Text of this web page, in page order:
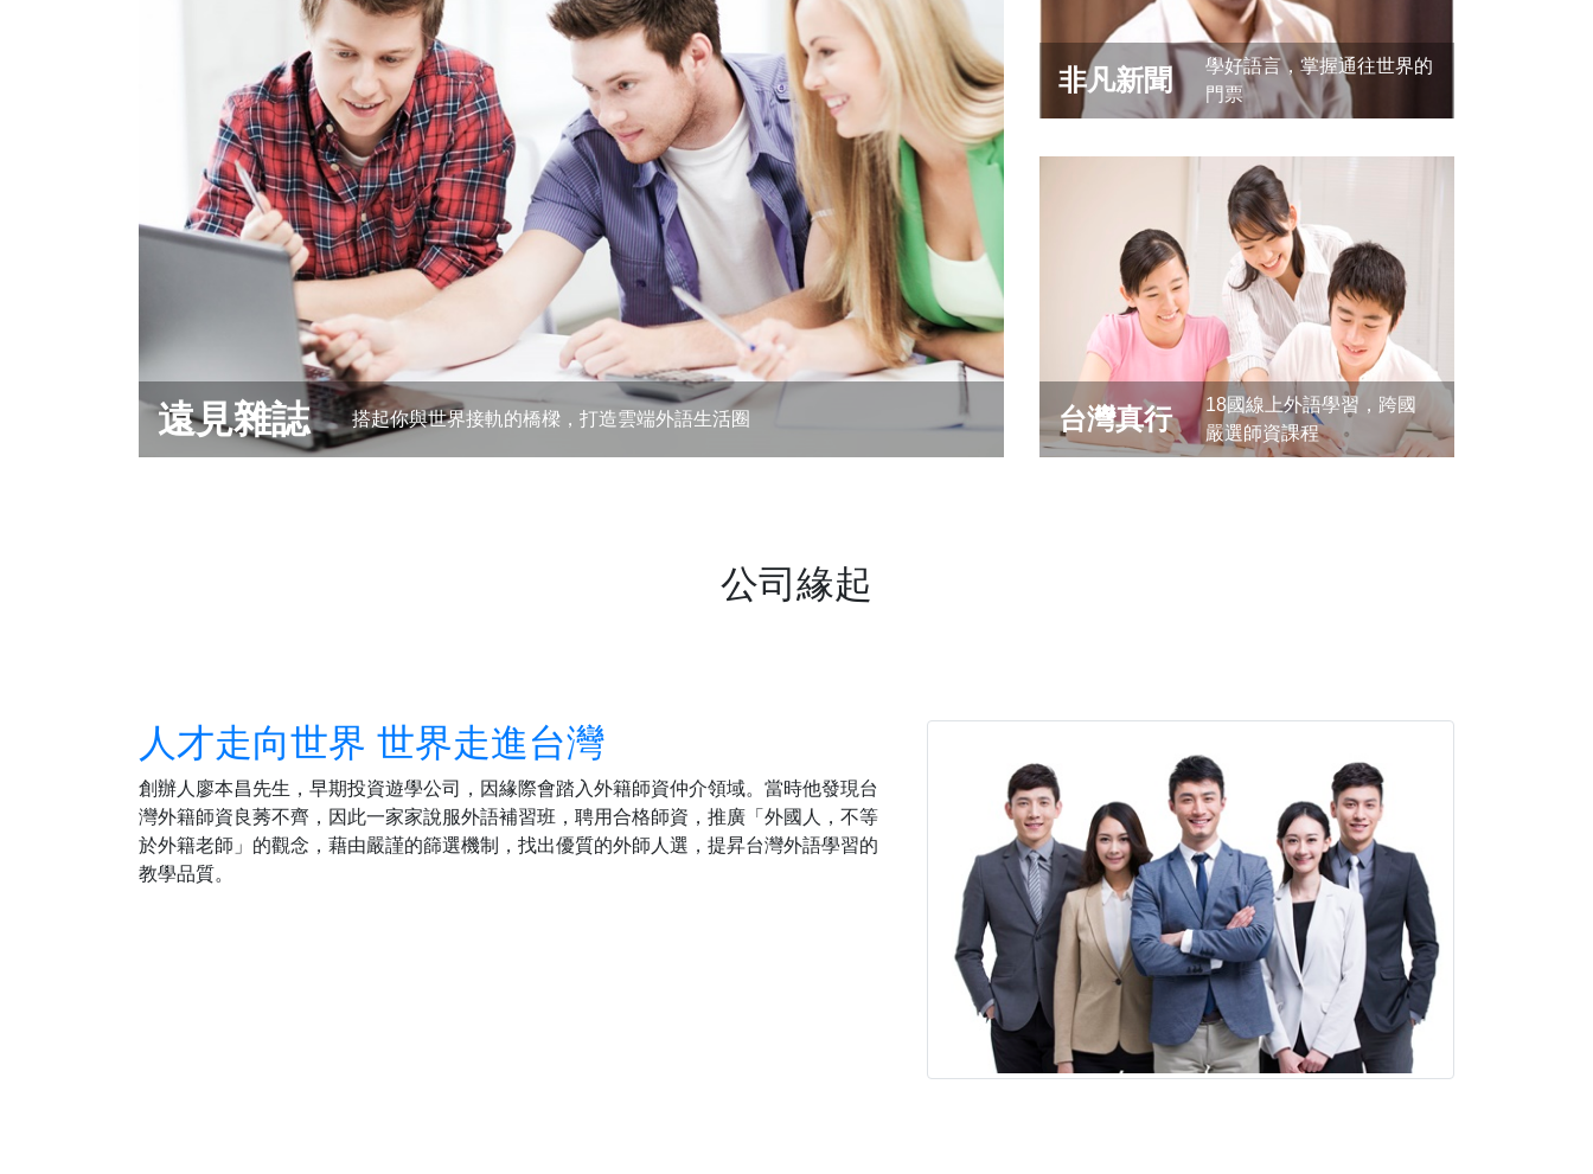
遠見雜誌 搭起你與世界接軌的橋樑，打造雲端外語生活圈
非凡新聞
學好語言，掌握通往世界的
門票
台灣真行
18國線上外語學習，跨國
嚴選師資課程
公司緣起
人才走向世界 世界走進台灣
創辦人廖本昌先生，早期投資遊學公司，因緣際會踏入外籍師資仲介領域。當時他發現台
灣外籍師資良莠不齊，因此一家家說服外語補習班，聘用合格師資，推廣「外國人，不等
於外籍老師」的觀念，藉由嚴謹的篩選機制，找出優質的外師人選，提昇台灣外語學習的
教學品質。